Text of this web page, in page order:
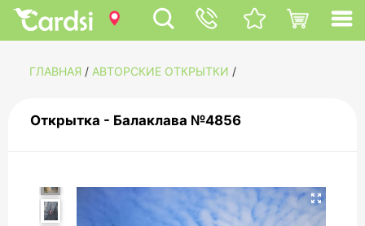
ГЛАВНАЯ / АВТОРСКИЕ ОТКРЫТКИ /
Открытка - Балаклава №4856